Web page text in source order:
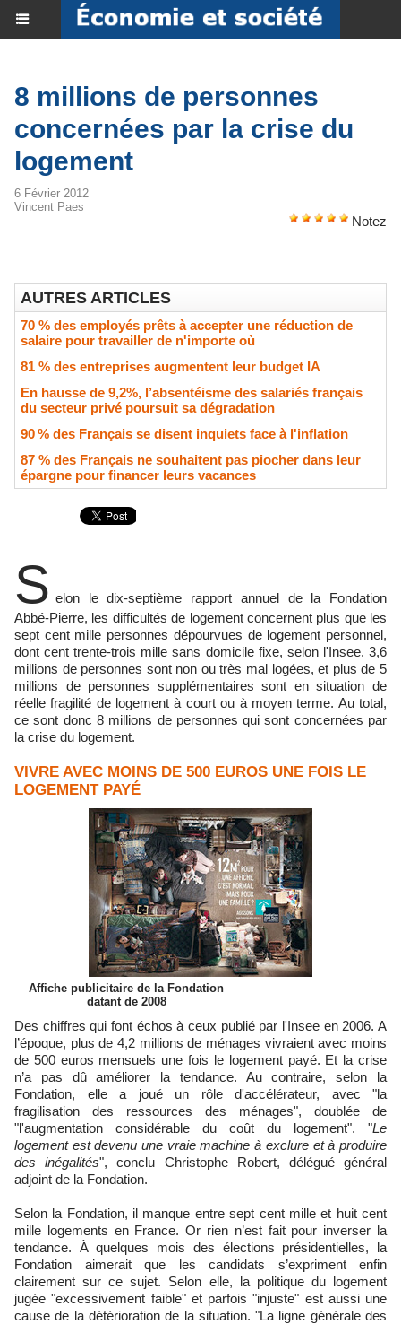
8 millions de personnes
concernées par la crise du
logement
6 Février 2012
Vincent Paes
Notez
AUTRES ARTICLES
70 % des employés prêts à accepter une réduction de
salaire pour travailler de n'importe où
81 % des entreprises augmentent leur budget IA
En hausse de 9,2%, l’absentéisme des salariés français
du secteur privé poursuit sa dégradation
90 % des Français se disent inquiets face à l'inflation
87 % des Français ne souhaitent pas piocher dans leur
épargne pour financer leurs vacances
S elon le dix-septième rapport annuel de la Fondation
Abbé-Pierre, les difficultés de logement concernent plus que les
sept cent mille personnes dépourvues de logement personnel,
dont cent trente-trois mille sans domicile fixe, selon l'Insee. 3,6
millions de personnes sont non ou très mal logées, et plus de 5
millions de personnes supplémentaires sont en situation de
réelle fragilité de logement à court ou à moyen terme. Au total,
ce sont donc 8 millions de personnes qui sont concernées par
la crise du logement.
VIVRE AVEC MOINS DE 500 EUROS UNE FOIS LE
LOGEMENT PAYÉ
Affiche publicitaire de la Fondation
datant de 2008
Des chiffres qui font échos à ceux publié par l'Insee en 2006. A
l’époque, plus de 4,2 millions de ménages vivraient avec moins
de 500 euros mensuels une fois le logement payé. Et la crise
n’a pas dû améliorer la tendance. Au contraire, selon la
Fondation, elle a joué un rôle d'accélérateur, avec "la
fragilisation des ressources des ménages", doublée de
"l'augmentation considérable du coût du logement". "Le
logement est devenu une vraie machine à exclure et à produire
des inégalités", conclu Christophe Robert, délégué général
adjoint de la Fondation.
Selon la Fondation, il manque entre sept cent mille et huit cent
mille logements en France. Or rien n’est fait pour inverser la
tendance. À quelques mois des élections présidentielles, la
Fondation aimerait que les candidats s’expriment enfin
clairement sur ce sujet. Selon elle, la politique du logement
jugée "excessivement faible" et parfois "injuste" est aussi une
cause de la détérioration de la situation. "La ligne générale des